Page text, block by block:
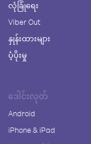
လုံခြုံရေး
Viber Out
နှုန်းထားများ
ပံ့ပိုးမှု
ဒေါင်းလုတ်
Android
iPhone & iPad